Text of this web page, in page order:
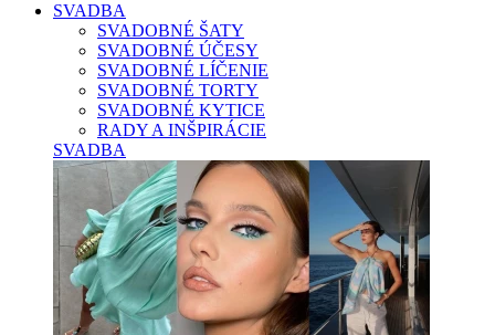
SVADBA
SVADOBNÉ ŠATY
SVADOBNÉ ÚČESY
SVADOBNÉ LÍČENIE
SVADOBNÉ TORTY
SVADOBNÉ KYTICE
RADY A INŠPIRÁCIE
SVADBA